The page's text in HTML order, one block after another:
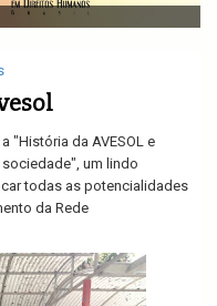
"História da AVESOL e
um lindo
todas as potencialidades
da Rede